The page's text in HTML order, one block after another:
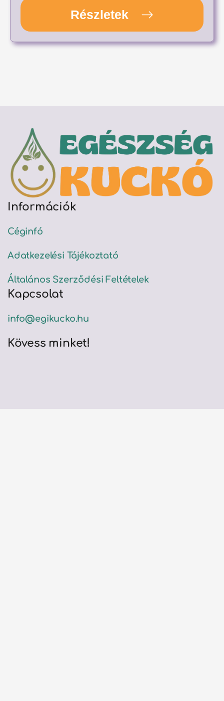
Részletek
Információk
Céginfó
Adatkezelési Tájékoztató
Általános Szerződési Feltételek
Kapcsolat
info@egikucko.hu
Kövess minket!